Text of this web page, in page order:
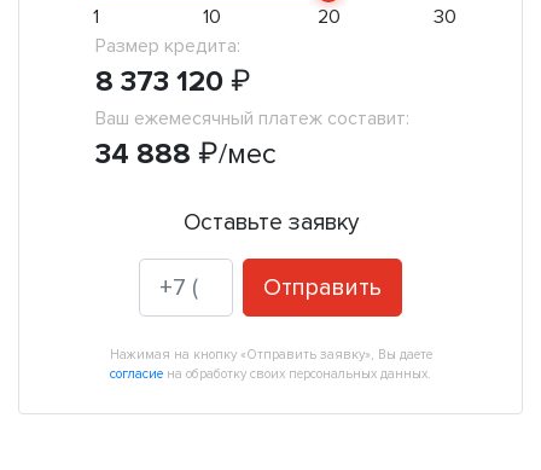
1 10 20
30
Размер кредита:
8 373 120 ₽
Ваш ежемесячный платеж составит:
34 888 ₽/мес
Оставьте заявку
Отправить
Нажимая на кнопку «Отправить заявку», Вы даете
согласие на обработку своих персональных данных.